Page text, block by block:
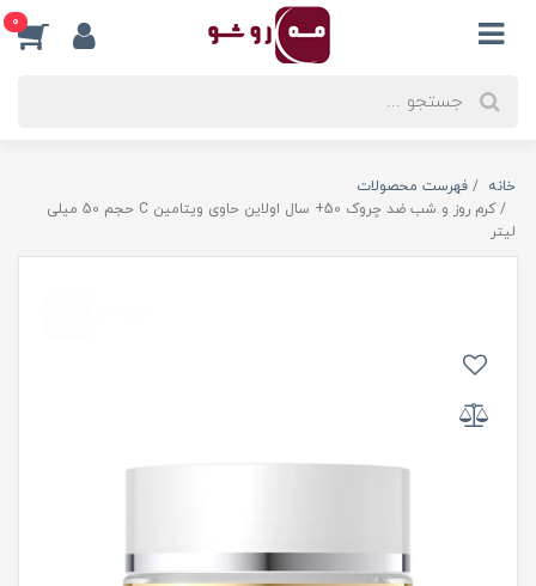
0
خانه
فهرست محصولات
کرم روز و شب ضد چروک 50+ سال اولاین حاوی ویتامین C حجم 50 میلی
لیتر